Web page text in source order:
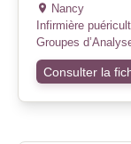
Nancy
Infirmière
Groupes
Consulter la